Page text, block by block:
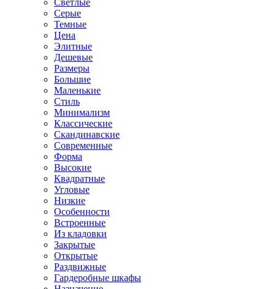
Светлые
Серые
Темные
Цена
Элитные
Дешевые
Размеры
Большие
Маленькие
Стиль
Минимализм
Классические
Скандинавские
Современные
Форма
Высокие
Квадратные
Угловые
Низкие
Особенности
Встроенные
Из кладовки
Закрытые
Открытые
Раздвижные
Гардеробные шкафы